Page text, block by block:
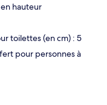
hauteur
toilettes (en cm) : 5
pour personnes à